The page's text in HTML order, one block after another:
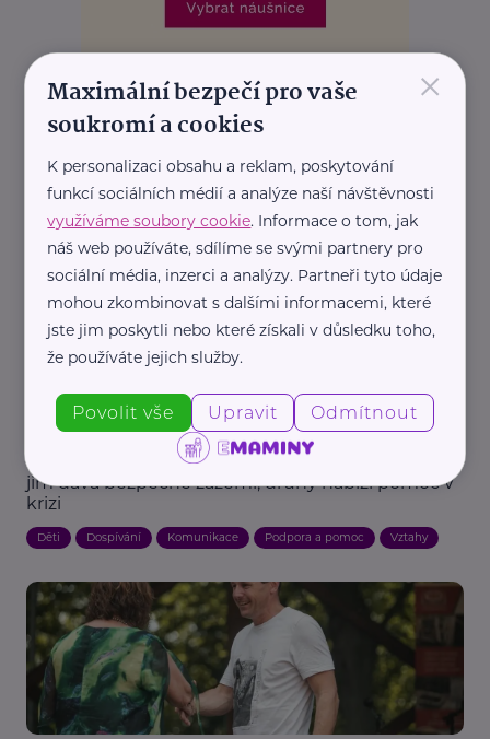
REKLAMA
Další články
Pardubický kraj
Děti potřebují víc než jen kroužky. Jeden projekt
jim dává bezpečné zázemí, druhý nabízí pomoc v
krizi
Děti Dospívání Komunikace Podpora a pomoc Vztahy
×
Maximální bezpečí pro vaše
soukromí a cookies
K personalizaci obsahu a reklam, poskytování
funkcí sociálních médií a analýze naší návštěvnosti
využíváme soubory cookie. Informace o tom, jak
náš web používáte, sdílíme se svými partnery pro
sociální média, inzerci a analýzy. Partneři tyto údaje
mohou zkombinovat s dalšími informacemi, které
jste jim poskytli nebo které získali v důsledku toho,
že používáte jejich služby.
Povolit vše Upravit Odmítnout